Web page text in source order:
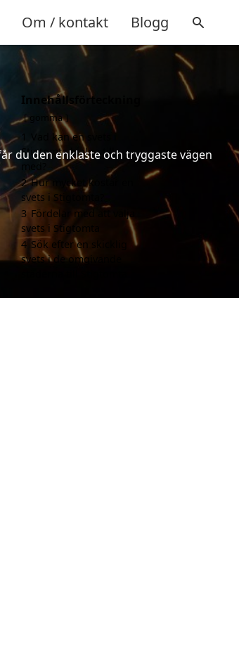
Om / kontakt Blogg
du den enklaste och tryggaste vägen
Innehållsförteckning
gömma
Vad kan en svets i
Stigtomta hjälpa till
2 Hur mycket kostar en
svets i Stigtomta?
3 Fördelar med att välja
svets i Stigtomta
4 Sök efter en skicklig
svets i de omgivande